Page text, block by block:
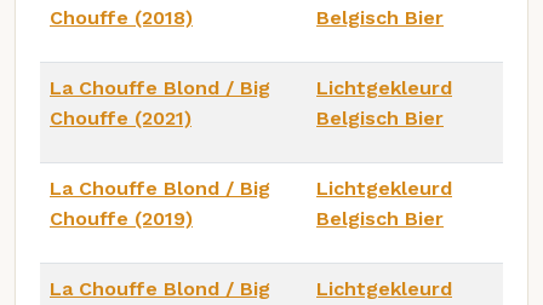
Chouffe (2018)
Belgisch Bier
La Chouffe Blond / Big
Chouffe (2021)
Lichtgekleurd
Belgisch Bier
La Chouffe Blond / Big
Chouffe (2019)
Lichtgekleurd
Belgisch Bier
La Chouffe Blond / Big
Lichtgekleurd